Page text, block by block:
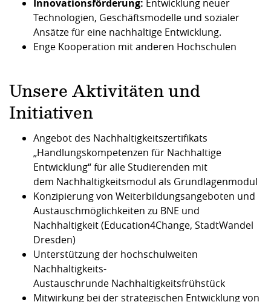
Innovationsförderung: Entwicklung neuer
Technologien, Geschäftsmodelle und sozialer
Ansätze für eine nachhaltige Entwicklung.
Enge Kooperation mit anderen Hochschulen
Unsere Aktivitäten und
Initiativen
Angebot des Nachhaltigkeitszertifikats
„Handlungskompetenzen für Nachhaltige
Entwicklung“für alle Studierenden mit
dem Nachhaltigkeitsmodul als Grundlagenmodul
Konzipierung von Weiterbildungsangeboten und
Austauschmöglichkeiten zu BNE und
Nachhaltigkeit (Education4Change, StadtWandel
Dresden)
Unterstützung der hochschulweiten
Nachhaltigkeits-
Austauschrunde Nachhaltigkeitsfrühstück
Mitwirkung bei der strategischen Entwicklung von